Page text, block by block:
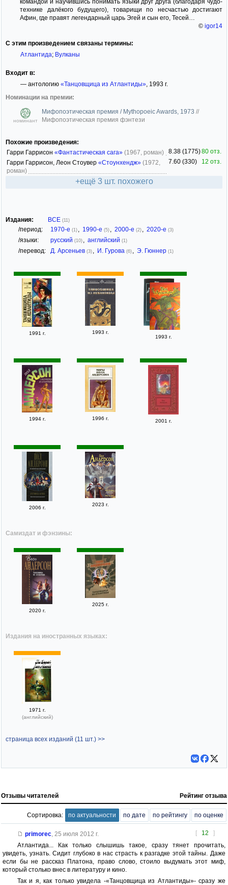
технике далёкого будущего), товарищи по несчастью достигают
Афин, где правят легендарный царь Эгей и сын его, Тесей…
© igor14
С этим произведением связаны термины:
Атлантида; Вулканы
Входит в:
— антологию «Танцовщица из Атлантиды», 1993 г.
Номинации на премии:
номинант
Мифопоэтическая премия / Mythopoeic Awards, 1973 //
Мифопоэтическая премия фэнтези
Похожие произведения:
Гарри Гаррисон «Фантастическая сага» (1967, роман) 8.38 (1775)80 отз.
Гарри Гаррисон, Леон Стоувер «Стоунхендж» (1972,
роман)
7.60 (330) 12 отз.
+ещё 3 шт. похожего
Издания: ВСЕ (11)
/период: 1970-е (1) , 1990-е (5) , 2000-е (2) , 2020-е (3)
/языки: русский (10) , английский (1)
/перевод: Д. Арсеньев (3) , И. Гурова (6) , Э. Гюннер (1)
1991 г.
1993 г.
1993 г.
1994 г. 1996 г. 2001 г.
2006 г.
2023 г.
Самиздат и фэнзины:
2020 г.
2025 г.
Издания на иностранных языках:
1971 г.
(английский)
страница всех изданий (11 шт.) >>
Отзывы читателей Рейтинг отзыва
Сортировка: по актуальности по дате по рейтингу по оценке
[ 12 ]
primorec, 25 июля 2012 г.
Атлантида... Как только слышишь такое, сразу тянет прочитать,
увидеть, узнать. Сидит глубоко в нас страсть к разгадке этой тайны. Даже
если бы не рассказ Платона, право слово, стоило выдумать этот миф,
который столько внес в литературу и кино.
Так и я, как только увидела -«Танцовщица из Атлантиды»- сразу же